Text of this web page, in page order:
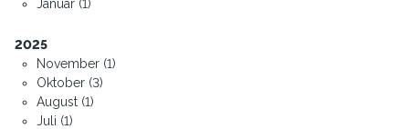
Januar (1)
2025
November (1)
Oktober (3)
August (1)
Juli (1)